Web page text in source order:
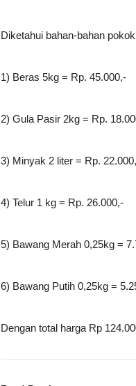
Diketahui bahan-bahan
1) Beras 5kg = Rp. 45.000,-
2) Gula Pasir 2kg = Rp.
3) Minyak 2 liter = Rp.
4) Telur 1 kg = Rp. 26.000,-
5) Bawang Merah 0,25kg =
6) Bawang Putih 0,25kg =
Dengan total harga Rp